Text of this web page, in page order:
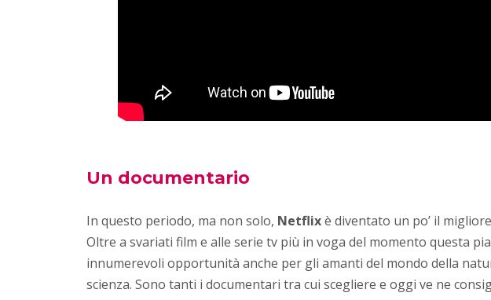
Un documentario
In questo periodo, ma non solo, Netflixè diventato un po’ il
Oltre a svariati film e alle serie tv più in voga del momento questa
innumerevoli opportunità anche per gli amanti del mondo della
scienza. Sono tanti i documentari tra cui scegliere e oggi ve ne